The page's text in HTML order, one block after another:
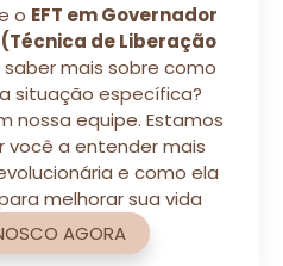
o EFT em Governador
de Liberação
saber mais sobre como
situação específica?
nossa equipe. Estamos
você a entender mais
e como ela
melhorar sua vida
AGORA